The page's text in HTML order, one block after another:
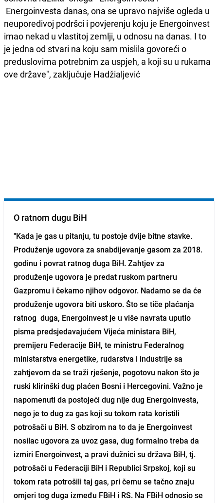
Energoinvesta danas, ona se upravo najviše ogleda u
neuporedivoj podršci i povjerenju koju je Energoinvest
imao nekad u vlastitoj zemlji, u odnosu na danas. I to
je jedna od stvari na koju sam mislila govoreći o
preduslovima potrebnim za uspjeh, a koji su u rukama
ove države", zaključuje Hadžialjević
O ratnom dugu BiH
"Kada je gas u pitanju, tu postoje dvije bitne stavke.
Produženje ugovora za snabdijevanje gasom za 2018.
godinu i povrat ratnog duga BiH. Zahtjev za
produženje ugovora je predat ruskom partneru
Gazpromu i čekamo njihov odgovor. Nadamo se da će
produženje ugovora biti uskoro. Što se tiče plaćanja
ratnog duga, Energoinvest je u više navrata uputio
pisma predsjedavajućem Vijeća ministara BiH,
premijeru Federacije BiH, te ministru Federalnog
ministarstva energetike, rudarstva i industrije sa
zahtjevom da se traži rješenje, pogotovu nakon što je
ruski klirinški dug plaćen Bosni i Hercegovini. Važno je
napomenuti da postojeći dug nije dug Energoinvesta,
nego je to dug za gas koji su tokom rata koristili
potrošači u BiH. S obzirom na to da je Energoinvest
nosilac ugovora za uvoz gasa, dug formalno treba da
izmiri Energoinvest, a pravi dužnici su država BiH, tj.
potrošači u Federaciji BiH i Republici Srpskoj, koji su
tokom rata potrošili taj gas, pri čemu se tačno znaju
omjeri tog duga između FBiH i RS. Na FBiH odnosio se